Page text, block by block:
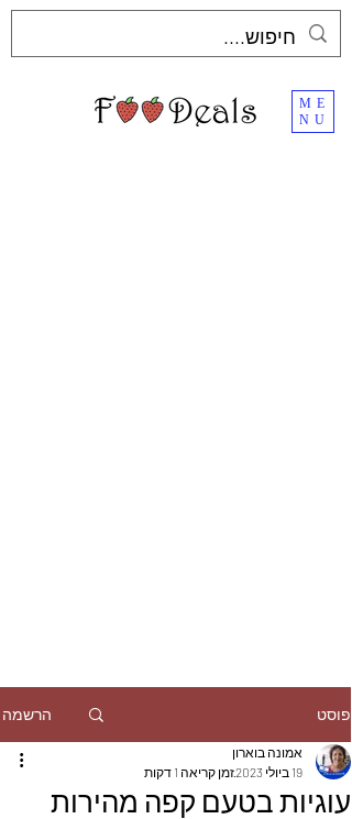
ME
NU
פוסט הרשמה
עוגיות בטעם קפה מהירות
אמונה בוארון
19 ביולי 2023
זמן קריאה 1 דקות